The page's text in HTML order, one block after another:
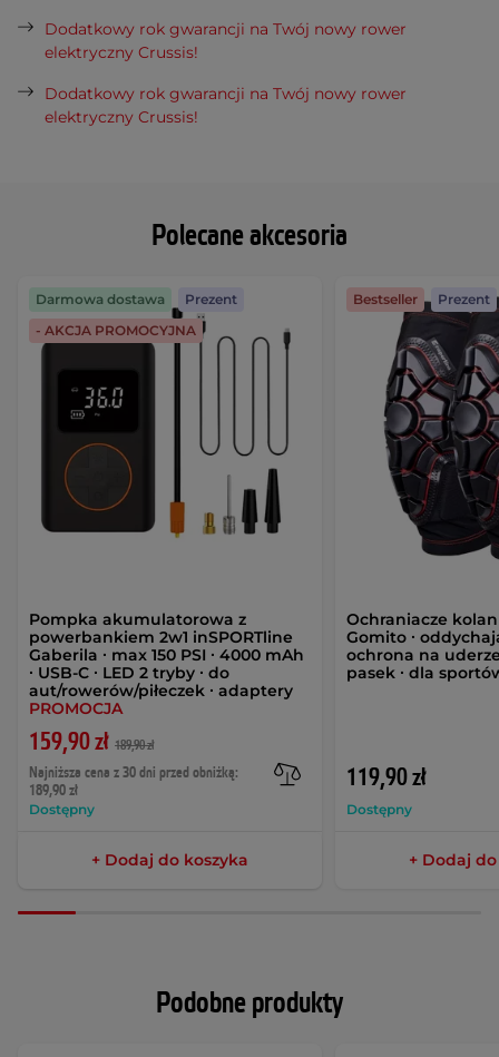
Polecane akcesoria
Pompka akumulatorowa z
powerbankiem 2w1 inSPORTline
Gaberila ∙ max 150 PSI ∙ 4000 mAh
∙ USB-C ∙ LED 2 tryby ∙ do
aut/rowerów/piłeczek ∙ adaptery
PROMOCJA
159,90 zł 189,90 zł
Najniższa cena z 30 dni przed obniżką:
189,90 zł
Dostępny
Darmowa dostawa
Prezent
- AKCJA PROMOCYJNA
+ Dodaj do koszyka
Ochraniacze
Gomito ∙
ochrona na
pasek ∙ dla
119,90 zł
Dostępny
Bestseller Prezent
+ Dodaj
Dodatkowy rok gwarancji na Twój nowy rower
elektryczny Crussis!
Dodatkowy rok gwarancji na Twój nowy rower
elektryczny Crussis!
Podobne produkty